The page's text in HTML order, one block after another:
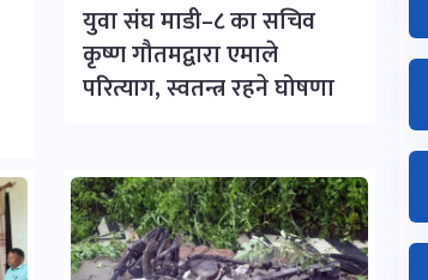
युवा संघ माडी–८ का सचिव
कृष्ण गौतमद्वारा एमाले
परित्याग, स्वतन्त्र रहने घोषणा